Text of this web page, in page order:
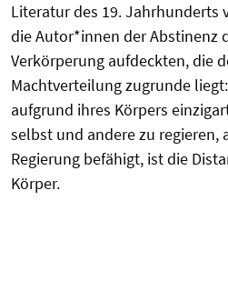
Literatur des 19. Jahrhunderts
die Autor*innen der Abstinenz
Verkörperung aufdeckten, die
Machtverteilung zugrunde
aufgrund ihres Körpers
selbst und andere zu regieren,
Regierung befähigt, ist die
Körper.